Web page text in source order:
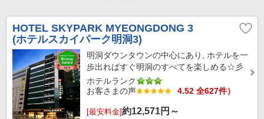
HOTEL SKYPARK MYEONGDONG 3
(ホテルスカイパーク明洞3)
明洞ダウンタウンの中心にあり, ホテルを一
歩出ればすぐ明洞のすべてを楽しめる☆彡
ホテルランク
お客さまの声
4.52 全627件）
[最安料金]約12,571円～